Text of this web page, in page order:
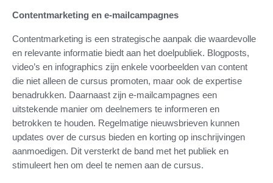
Contentmarketing en e-mailcampagnes
Contentmarketing is een strategische aanpak die waardevolle
en relevante informatie biedt aan het doelpubliek. Blogposts,
video’s en infographics zijn enkele voorbeelden van content
die niet alleen de cursus promoten, maar ook de expertise
benadrukken. Daarnaast zijn e-mailcampagnes een
uitstekende manier om deelnemers te informeren en
betrokken te houden. Regelmatige nieuwsbrieven kunnen
updates over de cursus bieden en korting op inschrijvingen
aanmoedigen. Dit versterkt de band met het publiek en
stimuleert hen om deel te nemen aan de cursus.